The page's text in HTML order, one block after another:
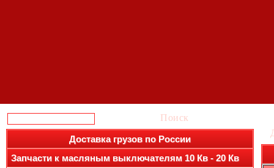
Поиск
Доставка грузов по России
Запчасти к масляным выключателям 10 Кв - 20 Кв